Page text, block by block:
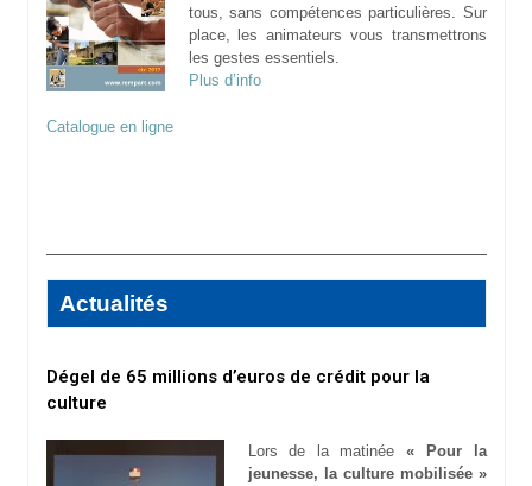
tous, sans compétences particulières. Sur
place, les animateurs vous transmettrons
les gestes essentiels.
Plus d’info
Catalogue en ligne
Actualités
Dégel de 65 millions d’euros de crédit pour la
culture
Lors de la matinée« Pour la
jeunesse, la culture mobilisée »